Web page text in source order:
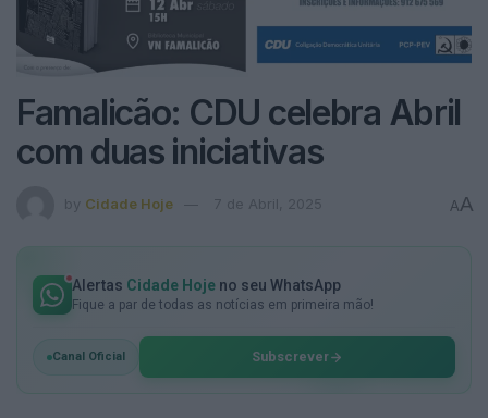
Famalicão: CDU celebra Abril
com duas iniciativas
by Cidade Hoje 7 de Abril, 2025 AA
Alertas Cidade Hoje no seu WhatsApp
Fique a par de todas as notícias em primeira mão!
Canal Oficial Subscrever